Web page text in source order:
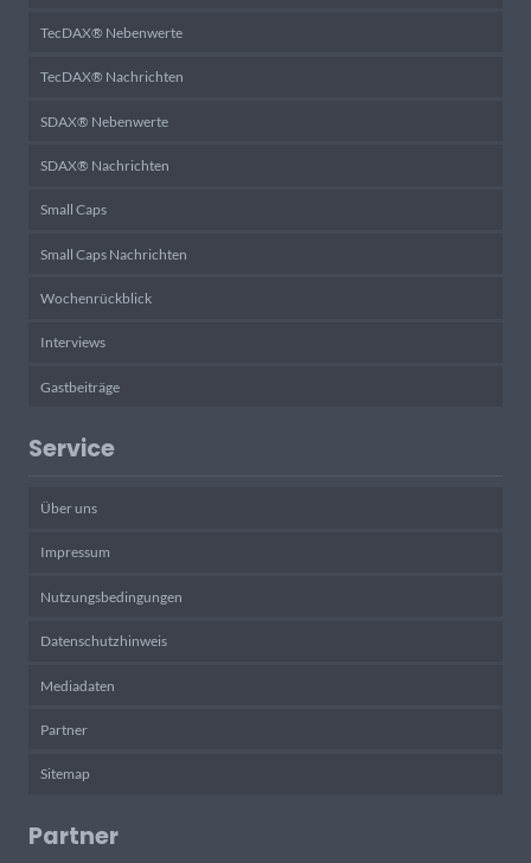
TecDAX® Nebenwerte
TecDAX® Nachrichten
SDAX® Nebenwerte
SDAX® Nachrichten
Small Caps
Small Caps Nachrichten
Wochenrückblick
Interviews
Gastbeiträge
Service
Über uns
Impressum
Nutzungsbedingungen
Datenschutzhinweis
Mediadaten
Partner
Sitemap
Partner